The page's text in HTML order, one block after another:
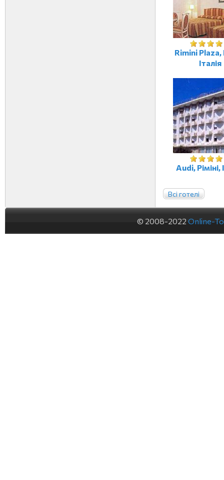
Rimini Plaza,
Італія
Audi, Ріміні,
Всі готелі
© 2008-2022 Online-